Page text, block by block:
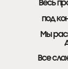
Весь
под
Мы
Все